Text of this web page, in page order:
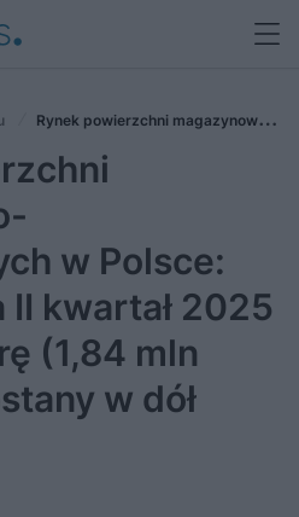
Rynek powierzchni magazynowo-
za II kwartał 2025 – popyt w górę
(8,2%)
w Polsce:
II kwartał 2025
(1,84 mln
w dół